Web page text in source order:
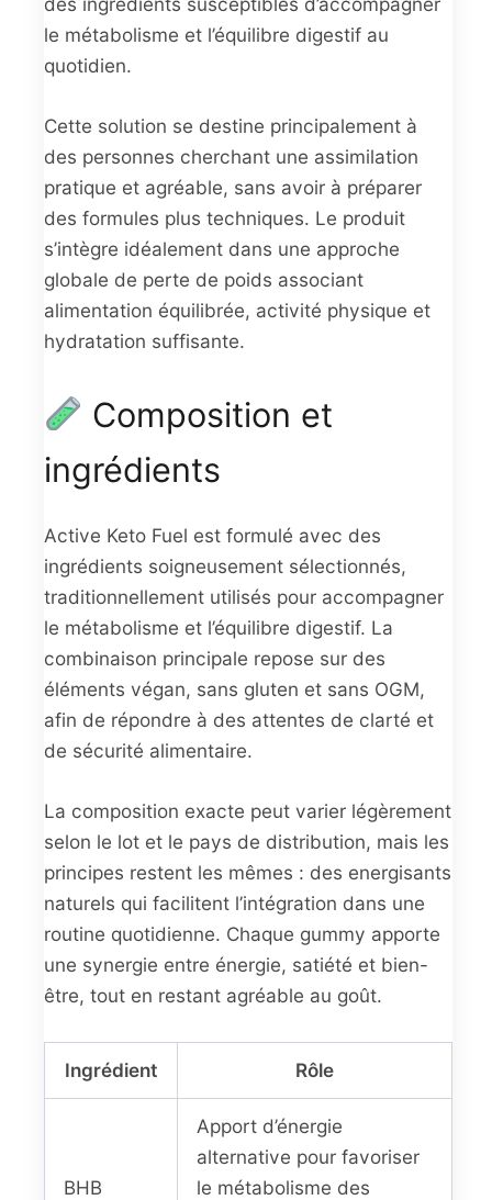
le métabolisme et l’équilibre digestif au
quotidien.
Cette solution se destine principalement à
des personnes cherchant une assimilation
pratique et agréable, sans avoir à préparer
des formules plus techniques. Le produit
s’intègre idéalement dans une approche
globale de perte de poids associant
alimentation équilibrée, activité physique et
hydratation suffisante.
Composition et
ingrédients
Active Keto Fuel est formulé avec des
ingrédients soigneusement sélectionnés,
traditionnellement utilisés pour accompagner
le métabolisme et l’équilibre digestif. La
combinaison principale repose sur des
éléments végan, sans gluten et sans OGM,
afin de répondre à des attentes de clarté et
de sécurité alimentaire.
La composition exacte peut varier légèrement
selon le lot et le pays de distribution, mais les
principes restent les mêmes : des energisants
naturels qui facilitent l’intégration dans une
routine quotidienne. Chaque gummy apporte
une synergie entre énergie, satiété et bien-
être, tout en restant agréable au goût.
Ingrédient Rôle
BHB
Apport d’énergie
alternative pour favoriser
le métabolisme des